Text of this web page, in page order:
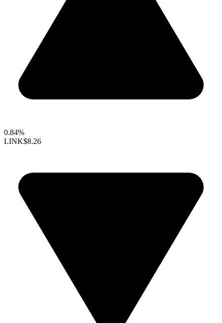
0.84%
LINK$8.26